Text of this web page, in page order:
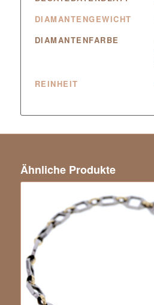
DIAMANTENGEWICHT
DIAMANTENFARBE
REINHEIT
Ähnliche Produkte